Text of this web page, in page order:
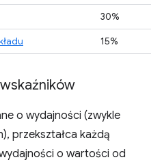
30%
15%
o wydajności (zwykle
przekształca każdą
o wartości od